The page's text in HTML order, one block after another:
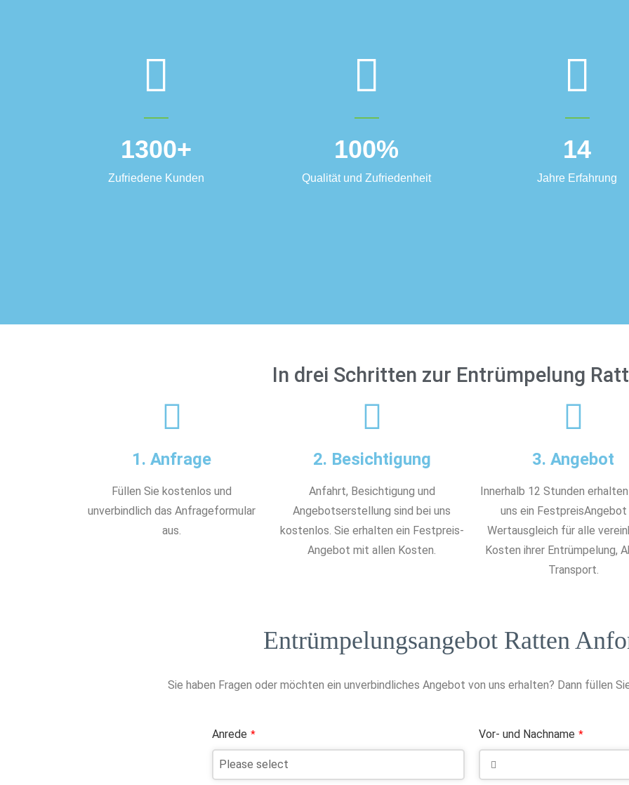
1300+
Zufriedene Kunden
100%
Qualität und Zufriedenheit
14
Jahre Erfahrung
In drei Schritten zur Entrümpelung
1. Anfrage
Füllen Sie kostenlos und
unverbindlich das Anfrageformular
aus.
2. Besichtigung
Anfahrt, Besichtigung und
Angebotserstellung sind bei uns
kostenlos. Sie erhalten ein Festpreis-
Angebot mit allen Kosten.
3. Angebot
Innerhalb 12 Stunden
uns ein
Wertausgleich für alle
Kosten ihrer Entrümpelung,
Transport.
Entrümpelungsangebot Ratten
Sie haben Fragen oder möchten ein unverbindliches Angebot von uns erhalten? Dann füllen
Anrede * Vor- und Nachname *